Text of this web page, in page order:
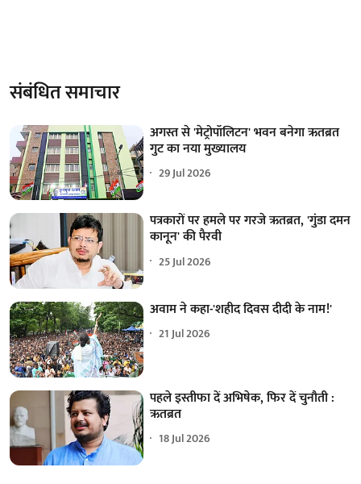
संबंधित समाचार
अगस्त से 'मेट्रोपॉलिटन' भवन बनेगा ऋतब्रत
गुट का नया मुख्यालय
29 Jul 2026
पत्रकारों पर हमले पर गरजे ऋतब्रत, 'गुंडा दमन
कानून' की पैरवी
25 Jul 2026
अवाम ने कहा-'शहीद दिवस दीदी के नाम!'
21 Jul 2026
पहले इस्तीफा दें अभिषेक, फिर दें चुनौती :
ऋतब्रत
18 Jul 2026